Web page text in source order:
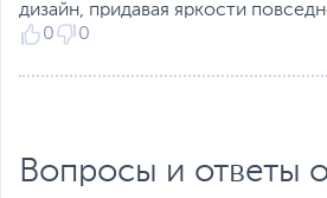
дизайн, придавая яркости
0
0
Вопросы и ответы